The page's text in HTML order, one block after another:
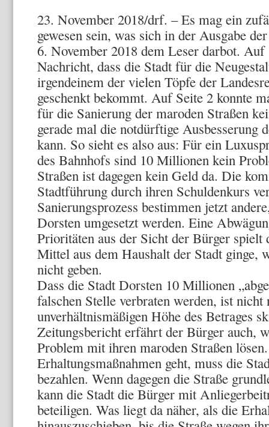
23. November 2018/drf. – Es mag ein
gewesen sein, was sich in der Ausgabe
6. November 2018 dem Leser darbot.
Nachricht, dass die Stadt für die
irgendeinem der vielen Töpfe der
geschenkt bekommt. Auf Seite 2 konnte
für die Sanierung der maroden Straßen
gerade mal die notdürftige Ausbesserung
kann. So sieht es also aus: Für ein
des Bahnhofs sind 10 Millionen kein
Straßen ist dagegen kein Geld da. Die
Stadtführung durch ihren Schuldenkurs
Sanierungsprozess bestimmen jetzt
Dorsten umgesetzt werden. Eine
Prioritäten aus der Sicht der Bürger spielt
Mittel aus dem Haushalt der Stadt ginge,
nicht geben.
Dass die Stadt Dorsten 10 Millionen
falschen Stelle verbraten werden, ist nicht
unverhältnismäßigen Höhe des Betrages
Zeitungsbericht erfährt der Bürger auch,
Problem mit ihren maroden Straßen
Erhaltungsmaßnahmen geht, muss die
bezahlen. Wenn dagegen die Straße
kann die Stadt die Bürger mit
beteiligen. Was liegt da näher, als die